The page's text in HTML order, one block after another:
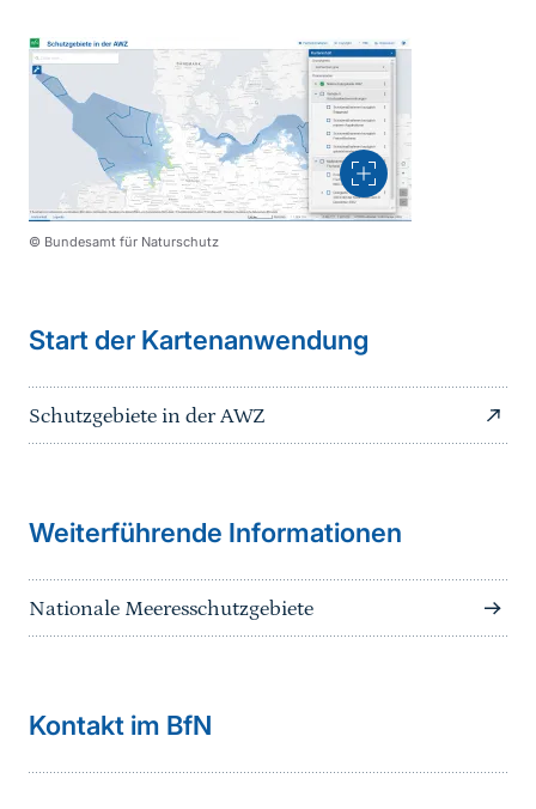
Vergrößern
© Bundesamt für Naturschutz
Start der Kartenanwendung
Schutzgebiete in der AWZ
Weiterführende Informationen
Nationale Meeresschutzgebiete
Kontakt im BfN